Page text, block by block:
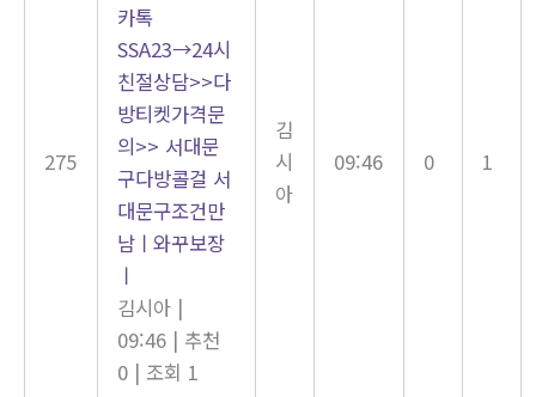
275
카톡
SSA23→24시
친절상담>>다
방티켓가격문
의>> 서대문
구다방콜걸 서
대문구조건만
남ㅣ와꾸보장
ㅣ
김시아 |
09:46 | 추천
0 | 조회 1
김
시
아
09:46 0 1